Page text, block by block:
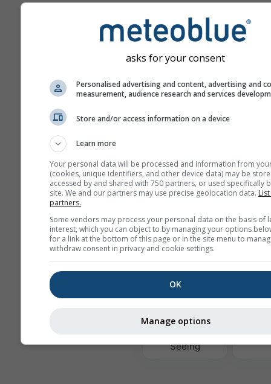
Prognoza tworzona jest
użyciu modeli
się kilka przebiegów
początkowymi, aby
oszacować
prognozy.
Więcej danych
Prognoza
sezonowa
Seeing
asks for your consent
Personalised advertising and content, advertising and
measurement, audience research and services
Store and/or access information on a device
Learn more
Your personal data will be processed and information from
(cookies, unique identifiers, and other device data) may be
accessed by and shared with 750 partners, or used specifically
site. We and our partners may use precise geolocation data.
partners.
Some vendors may process your personal data on the basis of
interest, which you can object to by managing your options
for a link at the bottom of this page or in the site menu to
withdraw consent in privacy and cookie settings.
OK
Manage options